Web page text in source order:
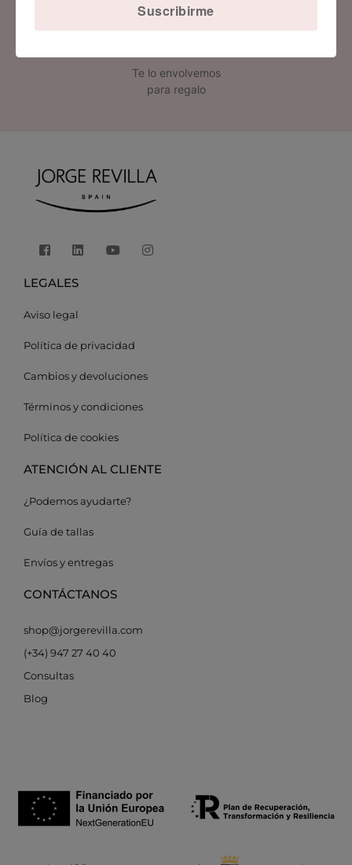
Te lo envolvemos
para regalo
LEGALES
Aviso legal
Política de privacidad
Cambios y devoluciones
Términos y condiciones
Política de cookies
ATENCIÓN AL CLIENTE
¿Podemos ayudarte?
Guía de tallas
Envíos y entregas
CONTÁCTANOS
shop@jorgerevilla.com
(+34) 947 27 40 40
Consultas
Blog
Suscribirme